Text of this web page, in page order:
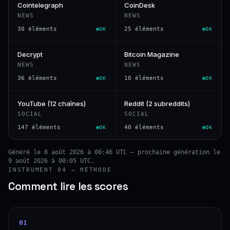
Cointelegraph
NEWS
30 éléments OK
CoinDesk
NEWS
25 éléments OK
Decrypt
NEWS
36 éléments OK
Bitcoin Magazine
NEWS
10 éléments OK
YouTube (12 chaînes)
SOCIAL
147 éléments OK
Reddit (2 subreddits)
SOCIAL
40 éléments OK
Généré le 8 août 2026 à 00:46 UTC — prochaine génération le
9 août 2026 à 00:05 UTC.
INSTRUMENT 04 — MÉTHODE
Comment lire les scores
01